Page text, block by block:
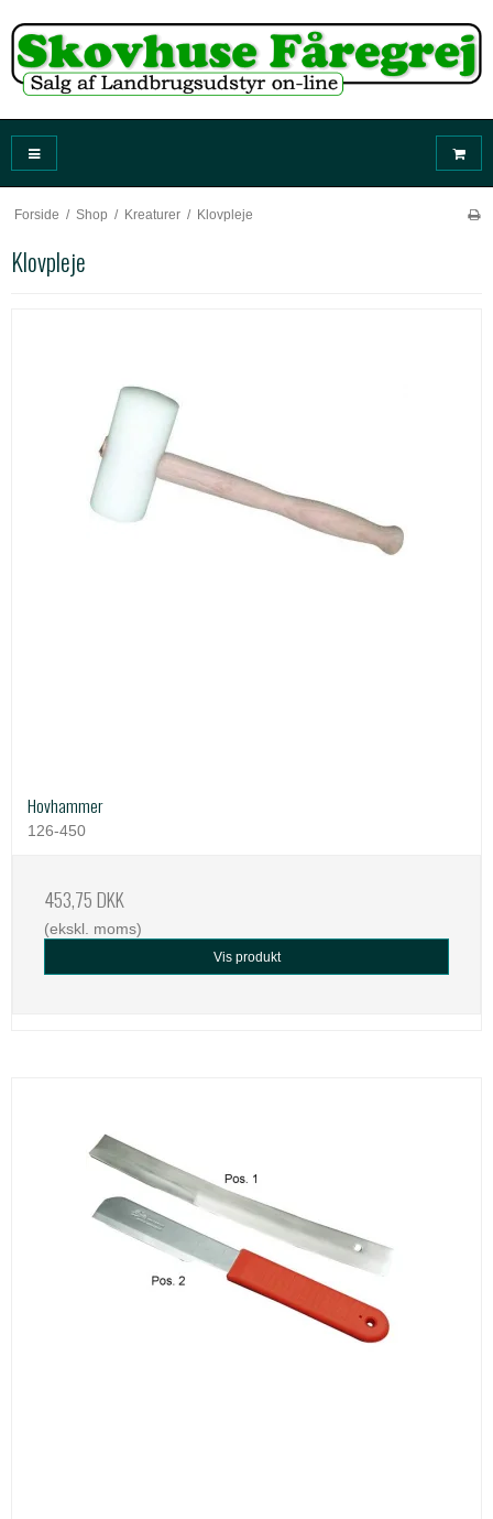
Forside / Shop / Kreaturer / Klovpleje
Klovpleje
Hovhammer
126-450
453,75 DKK
(ekskl. moms)
Vis produkt